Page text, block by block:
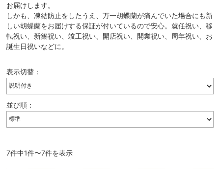
お届けします。
しかも、凍結防止をしたうえ、万一胡蝶蘭が痛んでいた場合にも新
しい胡蝶蘭をお届けする保証が付いているので安心。就任祝い、移
転祝い、新築祝い、竣工祝い、開店祝い、開業祝い、周年祝い、お
誕生日祝いなどに。
表示切替：
並び順：
7件中1件〜7件を表示